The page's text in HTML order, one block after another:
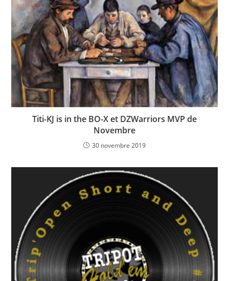
Titi-KJ is in the BO-X et DZWarriors MVP de
Novembre
30 novembre 2019